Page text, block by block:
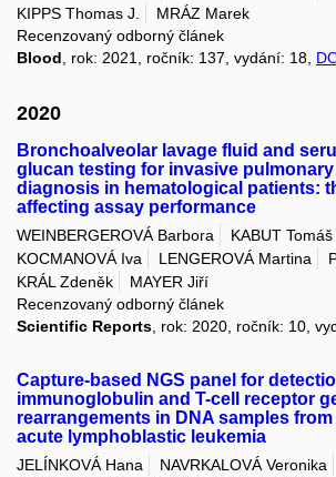
KIPPS Thomas J.
MRÁZ Marek
Recenzovaný odborný článek
Blood , rok: 2021, ročník: 137, vydání: 18,
2020
Bronchoalveolar lavage fluid and
glucan testing for invasive
diagnosis in hematological patients:
affecting assay performance
WEINBERGEROVÁ Barbora
KABUT Tomáš
KOCMANOVÁ Iva
LENGEROVÁ Martina
KRÁL Zdeněk
MAYER Jiří
Recenzovaný odborný článek
Scientific Reports, rok: 2020, ročník: 10,
Capture-based NGS panel for
immunoglobulin and T-cell receptor
rearrangements in DNA samples
acute lymphoblastic leukemia
JELÍNKOVÁ Hana NAVRKALOVÁ Veronika